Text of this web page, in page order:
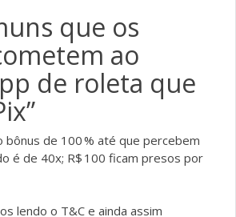
que os
ao
de roleta que
bônus de 100 % até que percebem
é de 40x; R$ 100 ficam presos por
lendo o T&C e ainda assim